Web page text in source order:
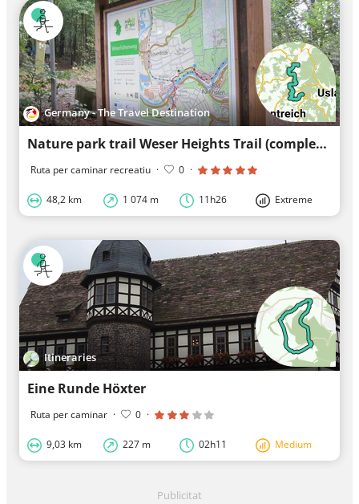
Germany - The Travel Destination
Nature park trail Weser Heights Trail (complete)
Ruta per caminar recreatiu · 0 ·
48,2 km 1 074 m 11h26 Extreme
Itineraries
Eine Runde Höxter
Ruta per caminar · 0 ·
9,03 km 227 m 02h11 Medium
Publicitat